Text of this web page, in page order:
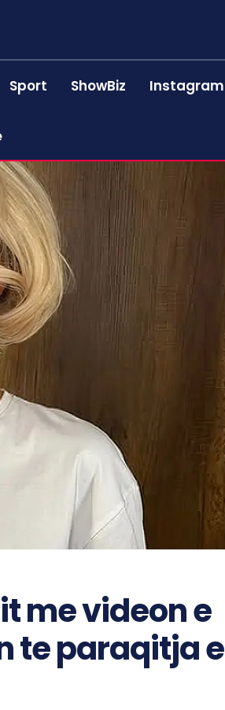
Sport ShowBiz Instagram
me videon e
te paraqitja e